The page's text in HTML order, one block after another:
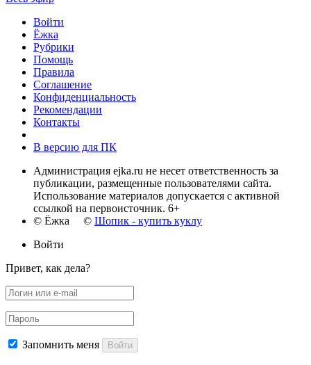
Войти
Ёжка
Рубрики
Помощь
Правила
Соглашение
Конфиденциальность
Рекомендации
Контакты
В версию для ПК
Администрация ejka.ru не несет ответственность за
публикации, размещенные пользователями сайта.
Использование материалов допускается с активной
ссылкой на первоисточник. 6+
© Ёжка © Шопик - купить куклу
Войти
Привет, как дела?
Запомнить меня Войти